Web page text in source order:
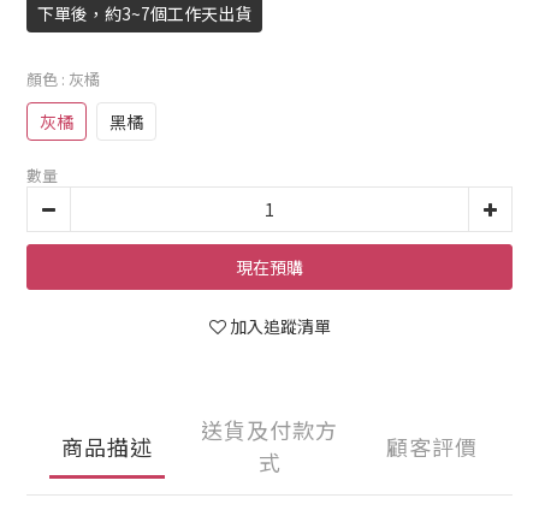
下單後，約3~7個工作天出貨
顏色 : 灰橘
灰橘 黑橘
數量
現在預購
加入追蹤清單
商品描述
送貨及付款方
式
顧客評價